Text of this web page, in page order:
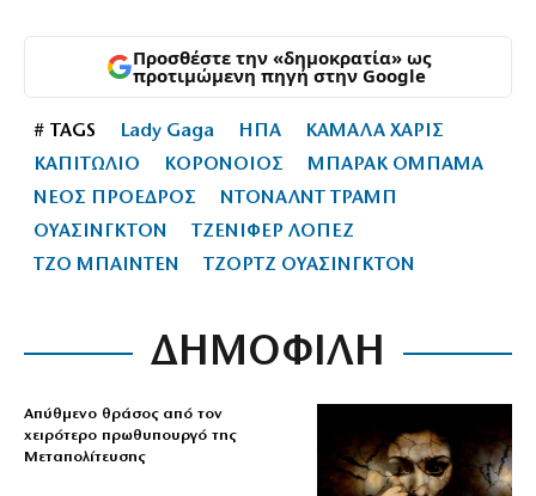
Προσθέστε την «δημοκρατία» ως
προτιμώμενη πηγή στην Google
# TAGS Lady Gaga ΗΠΑ
ΚΑΜΑΛΑ ΧΑΡΙΣ
ΚΑΠΙΤΩΛΙΟ
ΚΟΡΟΝΟΙΟΣ
ΜΠΑΡΑΚ ΟΜΠΑΜΑ
ΝΕΟΣ ΠΡΟΕΔΡΟΣ
ΝΤΟΝΑΛΝΤ ΤΡΑΜΠ
ΟΥΑΣΙΝΓΚΤΟΝ
ΤΖΕΝΙΦΕΡ ΛΟΠΕΖ
ΤΖΟ ΜΠΑΙΝΤΕΝ
ΤΖΟΡΤΖ ΟΥΑΣΙΝΓΚΤΟΝ
ΔΗΜΟΦΙΛΗ
Απύθμενο θράσος από τον
χειρότερο πρωθυπουργό της
Μεταπολίτευσης